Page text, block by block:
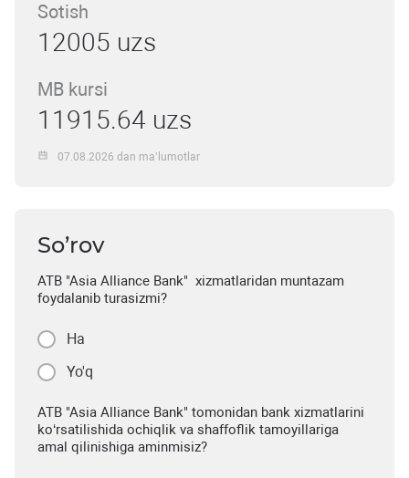
Sotish
12005 uzs
MB kursi
11915.64 uzs
07.08.2026 dan ma’lumotlar
So’rov
ATB "Asia Alliance Bank" xizmatlaridan muntazam
foydalanib turasizmi?
Ha
Yo'q
ATB "Asia Alliance Bank" tomonidan bank xizmatlarini
ko‘rsatilishida ochiqlik va shaffoflik tamoyillariga
amal qilinishiga aminmisiz?